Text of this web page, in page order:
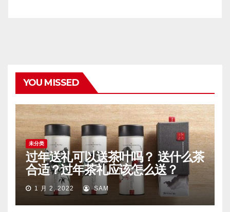
YOU MISSED
未分类
过年送礼可以送茶叶吗？ 送什么茶
合适？过年茶礼应该怎么送？
1 月 2, 2022 SAM